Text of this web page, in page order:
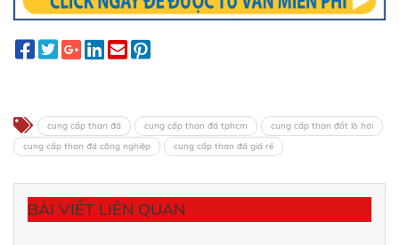
cung cấp than đá cung cấp than đá tphcm
cung cấp than đốt lò hơi
cung cấp than đá công nghiệp
cung cấp than đá giá rẻ
BÀI VIẾT LIÊN QUAN